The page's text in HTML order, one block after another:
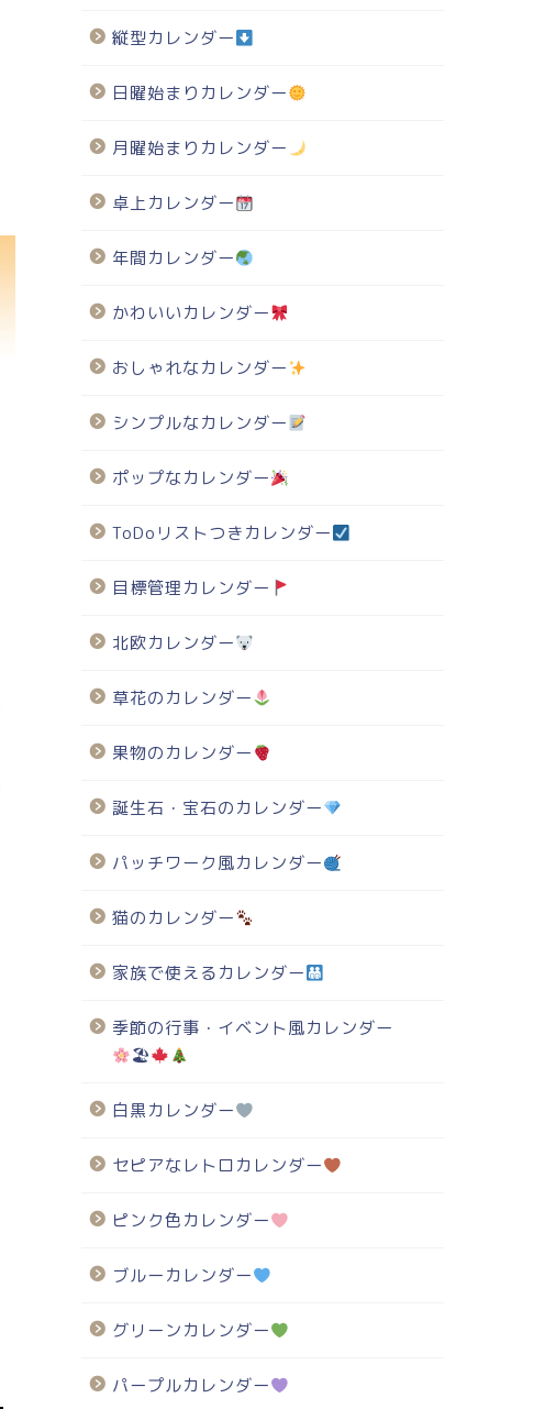
縦型カレンダー
日曜始まりカレンダー
月曜始まりカレンダー
卓上カレンダー
年間カレンダー
かわいいカレンダー
おしゃれなカレンダー
シンプルなカレンダー
ポップなカレンダー
ToDoリストつきカレンダー
目標管理カレンダー
北欧カレンダー
草花のカレンダー
果物のカレンダー
誕生石・宝石のカレンダー
パッチワーク風カレンダー
猫のカレンダー
家族で使えるカレンダー
季節の行事・イベント風カレンダー
🏖
白黒カレンダー
セピアなレトロカレンダー
ピンク色カレンダー
ブルーカレンダー
グリーンカレンダー
パープルカレンダー